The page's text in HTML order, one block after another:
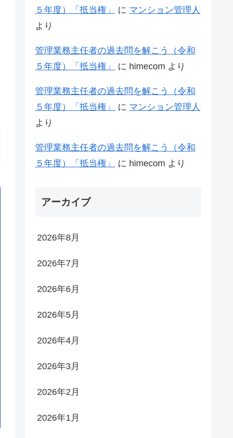
５年度）「抵当権」
に マンション管理人
より
管理業務主任者の過去問を解こう（令和
５年度）「抵当権」
に himecom より
管理業務主任者の過去問を解こう（令和
５年度）「抵当権」
に マンション管理人
より
管理業務主任者の過去問を解こう（令和
５年度）「抵当権」
に himecom より
アーカイブ
2026年8月
2026年7月
2026年6月
2026年5月
2026年4月
2026年3月
2026年2月
2026年1月